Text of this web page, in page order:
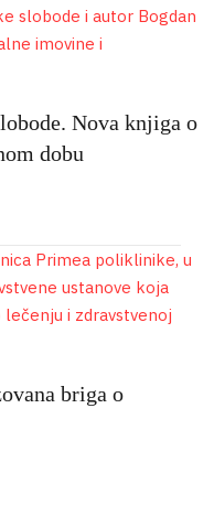
Nova knjiga o
dobu
briga o